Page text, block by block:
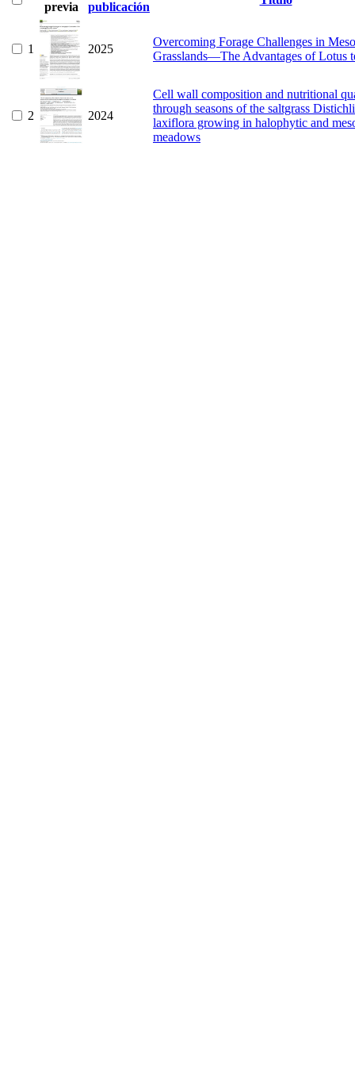
previa publicación
1 2025
Overcoming Forage Challenges in
Grasslands—The Advantages of Lotus
2 2024
Cell wall composition and nutritional
through seasons of the saltgrass
laxiflora growing in halophytic and
meadows